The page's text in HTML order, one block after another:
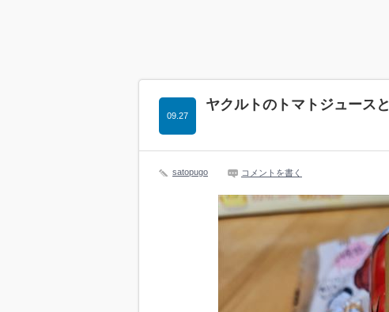
ヤクルトのトマトジュース
09.27
satopugo コメントを書く